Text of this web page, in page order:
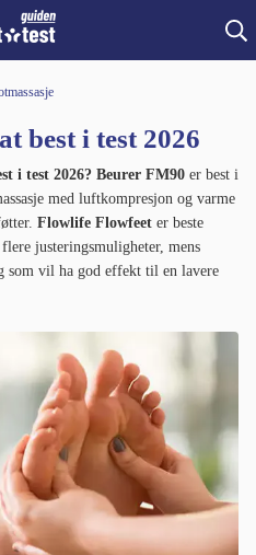
best i test 2026
i test 2026? Beurer FM90 er best i
med luftkompresjon og varme
Flowlife Flowfeet er beste
justeringsmuligheter, mens
som vil ha god effekt til en lavere